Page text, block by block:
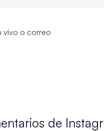
vivo o correo
de